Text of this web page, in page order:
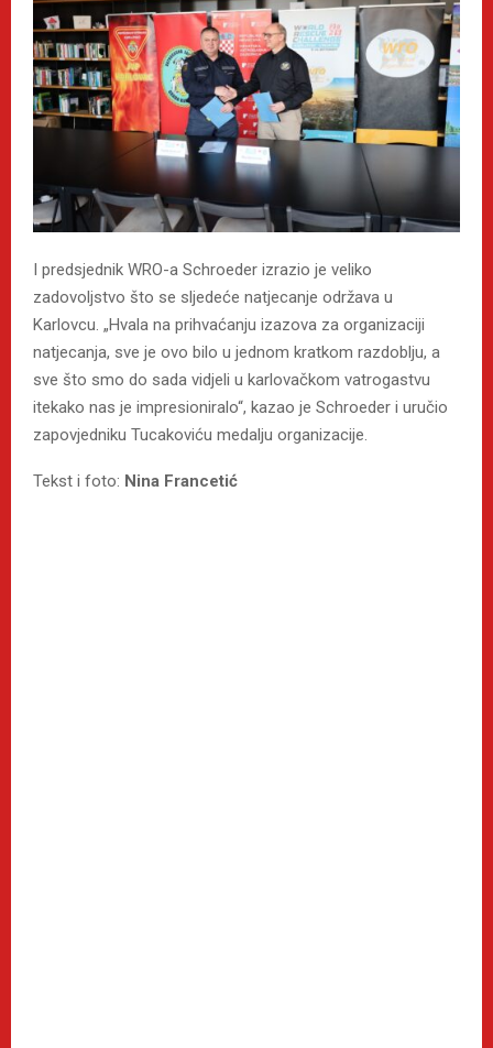
I predsjednik WRO-a Schroeder izrazio je veliko
zadovoljstvo što se sljedeće natjecanje održava u
Karlovcu. „Hvala na prihvaćanju izazova za organizaciji
natjecanja, sve je ovo bilo u jednom kratkom razdoblju, a
sve što smo do sada vidjeli u karlovačkom vatrogastvu
itekako nas je impresioniralo“, kazao je Schroeder i uručio
zapovjedniku Tucakoviću medalju organizacije.
Tekst i foto: Nina Francetić